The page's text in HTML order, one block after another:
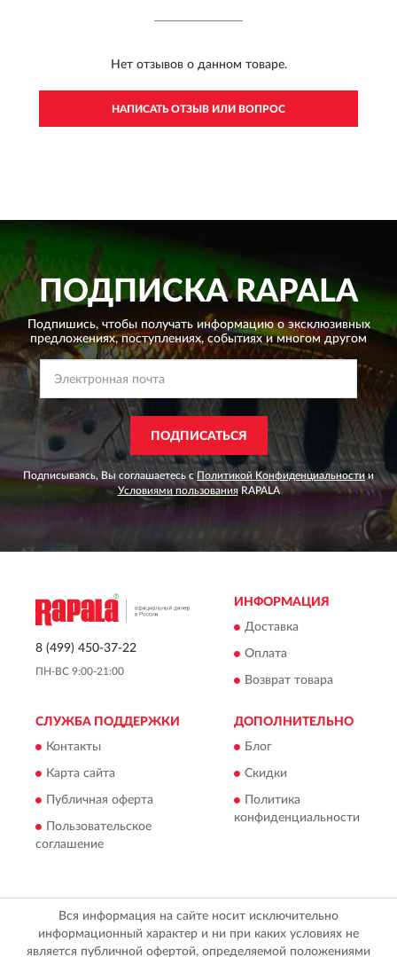
Нет отзывов о данном товаре.
НАПИСАТЬ ОТЗЫВ ИЛИ ВОПРОС
ПОДПИСКАRAPALA
Подпишись, чтобы получать информацию о эксклюзивных
предложениях,поступлениях, событиях и многом другом
ПОДПИСАТЬСЯ
Подписываясь, Вы соглашаетесь сПолитикой Конфиденциальности и
Условиями пользованияRAPALA
8 (499) 450-37-22
ПН-ВС 9:00-21:00
ИНФОРМАЦИЯ
Доставка
Оплата
Возврат товара
СЛУЖБА ПОДДЕРЖКИ
Контакты
Карта сайта
Публичная оферта
Пользовательское
соглашение
ДОПОЛНИТЕЛЬНО
Блог
Скидки
Политика
конфиденциальности
Вся информация на сайте носит исключительно
информационный характер и ни при каких условиях не
является публичной офертой, определяемой положениями